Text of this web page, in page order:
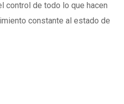
control de todo lo que hacen
constante al estado de